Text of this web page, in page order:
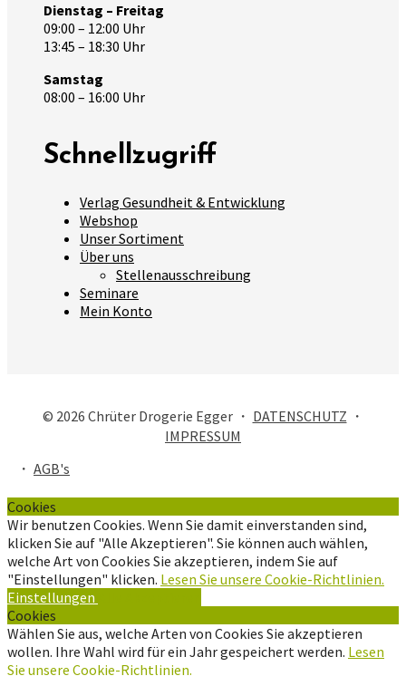
Dienstag – Freitag
09:00 – 12:00 Uhr
13:45 – 18:30 Uhr
Samstag
08:00 – 16:00 Uhr
Schnellzugriff
Verlag Gesundheit & Entwicklung
Webshop
Unser Sortiment
Über uns
Stellenausschreibung
Seminare
Mein Konto
© 2026 Chrüter Drogerie Egger ・ DATENSCHUTZ ・
IMPRESSUM
・ AGB's
Cookies
Wir benutzen Cookies. Wenn Sie damit einverstanden sind,
klicken Sie auf "Alle Akzeptieren". Sie können auch wählen,
welche Art von Cookies Sie akzeptieren, indem Sie auf
"Einstellungen" klicken. Lesen Sie unsere Cookie-Richtlinien.
Einstellungen
Cookies
Wählen Sie aus, welche Arten von Cookies Sie akzeptieren
wollen. Ihre Wahl wird für ein Jahr gespeichert werden. Lesen
Sie unsere Cookie-Richtlinien.